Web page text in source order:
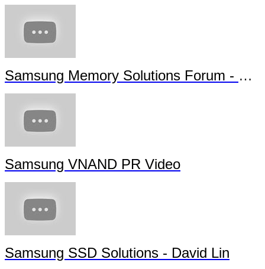
Samsung Memory Solutions Forum - Future Technology
Samsung VNAND PR Video
Samsung SSD Solutions - David Lin